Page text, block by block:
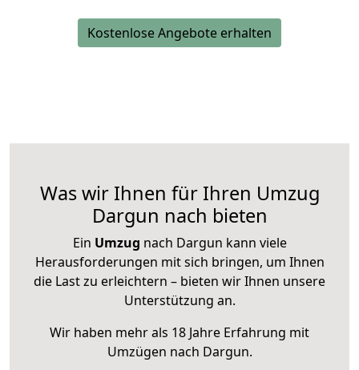
Kostenlose Angebote erhalten
Was wir Ihnen für Ihren Umzug
Dargun nach bieten
Ein Umzug nach Dargun kann viele
Herausforderungen mit sich bringen, um Ihnen
die Last zu erleichtern – bieten wir Ihnen unsere
Unterstützung an.
Wir haben mehr als 18 Jahre Erfahrung mit
Umzügen nach Dargun.